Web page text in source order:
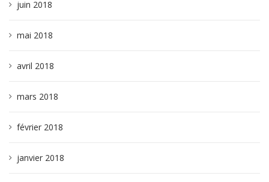
juin 2018
mai 2018
avril 2018
mars 2018
février 2018
janvier 2018